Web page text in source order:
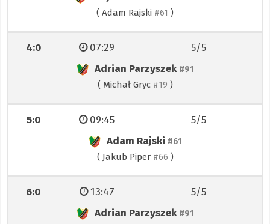
( Adam Rajski #61 )
4:0
Adrian Parzyszek #91
( Michał Gryc #19 )
5/5
07:29
5:0
Adam Rajski #61
( Jakub Piper #66 )
5/5
09:45
6:0
Adrian Parzyszek #91
5/5
13:47